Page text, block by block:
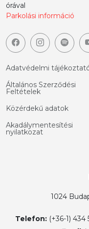
órával
Parkolási információ
Adatvédelmi
Általános Szerződési
Feltételek
Közérdekű adatok
Akadálymentesítési
nyilatkozat
1024
Telefon: (+36-1)